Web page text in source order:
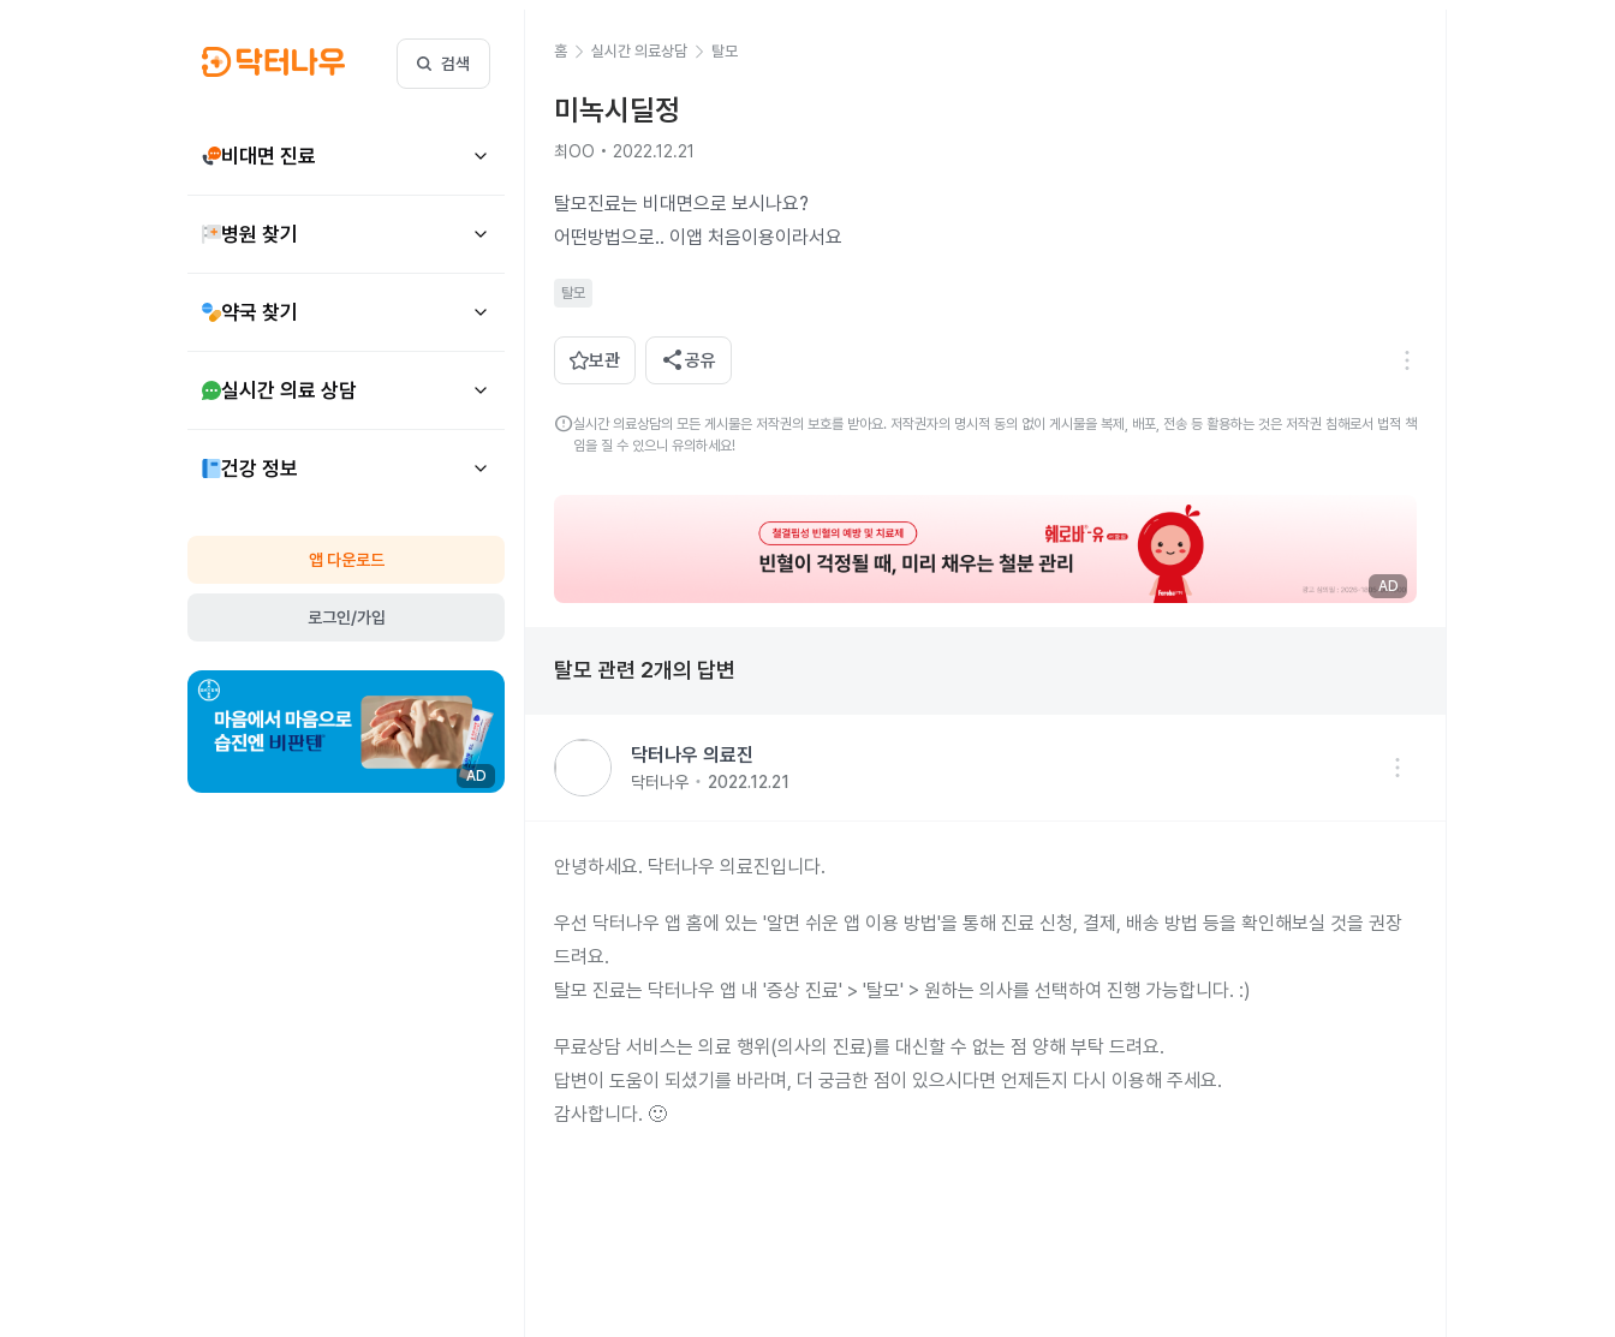
검색
비대면 진료
병원 찾기
약국 찾기
실시간 의료 상담
건강 정보
앱 다운로드
로그인/가입
AD
홈 실시간 의료상담 탈모
미녹시딜정
최OO • 2022.12.21
탈모진료는 비대면으로 보시나요?
어떤방법으로.. 이앱 처음이용이라서요
탈모
보관 share공유
error실시간 의료상담의 모든 게시물은 저작권의 보호를 받아요. 저작권자의 명시적 동의 없이 게시물을 복제, 배포, 전송 등 활용하는 것은 저작권 침해로서 법적 책
임을 질 수 있으니 유의하세요!
AD
탈모 관련 2개의 답변
닥터나우 의료진
닥터나우 2022.12.21
안녕하세요. 닥터나우 의료진입니다.
우선 닥터나우 앱 홈에 있는 '알면 쉬운 앱 이용 방법'을 통해 진료 신청, 결제, 배송 방법 등을 확인해보실 것을 권장
드려요.
탈모 진료는 닥터나우 앱 내 '증상 진료' > '탈모' > 원하는 의사를 선택하여 진행 가능합니다. :)
무료상담 서비스는 의료 행위(의사의 진료)를 대신할 수 없는 점 양해 부탁 드려요.
답변이 도움이 되셨기를 바라며, 더 궁금한 점이 있으시다면 언제든지 다시 이용해 주세요.
감사합니다. 🙂